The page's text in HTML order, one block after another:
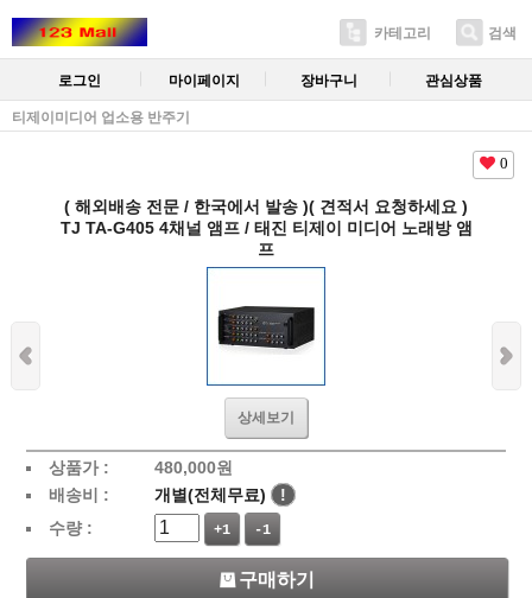
카테고리 검색
로그인 마이페이지 장바구니 관심상품
티제이미디어 업소용 반주기
0
( 해외배송 전문 / 한국에서 발송 )( 견적서 요청하세요 )
TJ TA-G405 4채널 앰프 / 태진 티제이 미디어 노래방 앰
프
상세보기
상품가 : 480,000원
배송비 :
개별(전체무료)
!
수량 :
+1 -1
구매하기